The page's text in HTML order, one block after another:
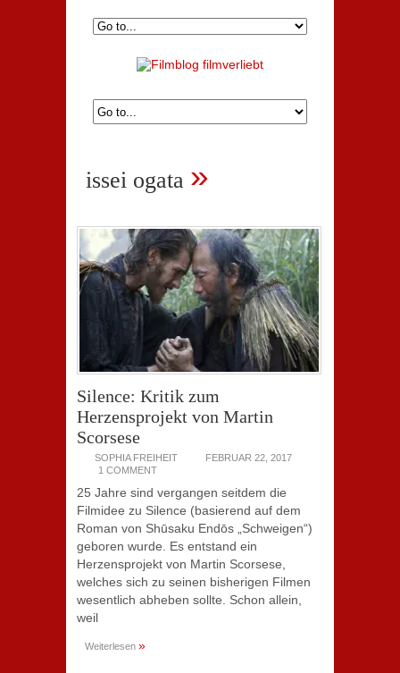
issei ogata »
Silence: Kritik zum
Herzensprojekt von Martin
Scorsese
SOPHIA FREIHEIT
FEBRUAR 22, 2017
1 COMMENT
25 Jahre sind vergangen seitdem die
Filmidee zu Silence (basierend auf dem
Roman von Shūsaku Endōs „Schweigen“)
geboren wurde. Es entstand ein
Herzensprojekt von Martin Scorsese,
welches sich zu seinen bisherigen Filmen
wesentlich abheben sollte. Schon allein,
weil
Weiterlesen »